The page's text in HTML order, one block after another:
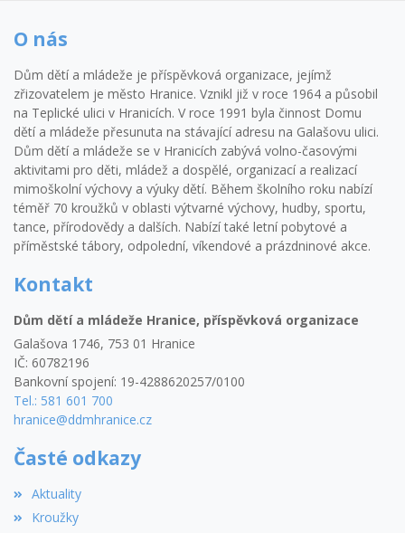
O nás
Dům dětí a mládeže je příspěvková organizace, jejímž
zřizovatelem je město Hranice. Vznikl již v roce 1964 a působil
na Teplické ulici v Hranicích. V roce 1991 byla činnost Domu
dětí a mládeže přesunuta na stávající adresu na Galašovu ulici.
Dům dětí a mládeže se v Hranicích zabývá volno-časovými
aktivitami pro děti, mládež a dospělé, organizací a realizací
mimoškolní výchovy a výuky dětí. Během školního roku nabízí
téměř 70 kroužků v oblasti výtvarné výchovy, hudby, sportu,
tance, přírodovědy a dalších. Nabízí také letní pobytové a
příměstské tábory, odpolední, víkendové a prázdninové akce.
Kontakt
Dům dětí a mládeže Hranice, příspěvková organizace
Galašova 1746, 753 01 Hranice
IČ: 60782196
Bankovní spojení: 19-4288620257/0100
Tel.: 581 601 700
hranice@ddmhranice.cz
Časté odkazy
Aktuality
Kroužky